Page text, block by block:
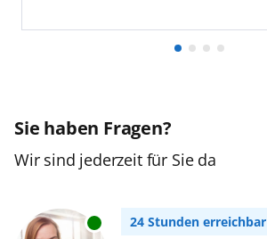
Sie haben Fragen?
Wir sind jederzeit für Sie da
24 Stunden erreichbar